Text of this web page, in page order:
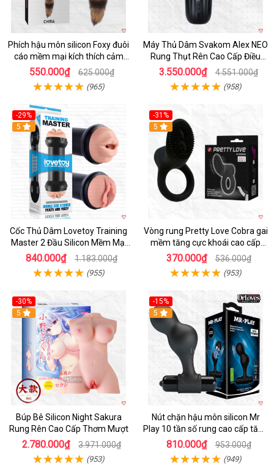
Phích hậu môn silicon Foxy đuôi
cáo mềm mại kích thích cảm
giác mới
550.000₫ 625.000₫
(965)
Máy Thủ Dâm Svakom Alex NEO
Rung Thụt Rên Cao Cấp Điều
Khiển App
3.550.000₫ 4.551.000₫
(958)
-29%
Hot
5
Cốc Thủ Dâm Lovetoy Training
Master 2 Đầu Silicon Mềm Mại
Tiện Lợi
840.000₫ 1.183.000₫
(955)
-31%
5
Vòng rung Pretty Love Cobra gai
mềm tăng cực khoái cao cấp
chính hãng
370.000₫ 536.000₫
(953)
-30%
Hot
5
Búp Bê Silicon Night Sakura
Rung Rên Cao Cấp Thơm Mượt
2.780.000₫ 3.971.000₫
(953)
-15%
Hot
5
Nút chặn hậu môn silicon Mr
Play 10 tần số rung cao cấp tăng
khoái cảm
810.000₫ 953.000₫
(949)